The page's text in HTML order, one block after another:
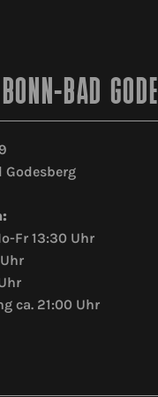
BAD
Godesberg
Fr 13:30 Uhr
ca. 21:00 Uhr